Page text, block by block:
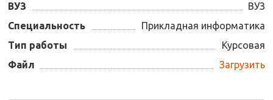
ВУЗ
ВУЗ
Специальность
Прикладная информатика
Тип работы
Курсовая
Файл
Загрузить